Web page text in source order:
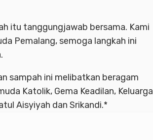
itu tanggungjawab bersama. Kami
Pemalang, semoga langkah ini
sampah ini melibatkan beragam
Katolik, Gema Keadilan, Keluarga
Aisyiyah dan Srikandi.*